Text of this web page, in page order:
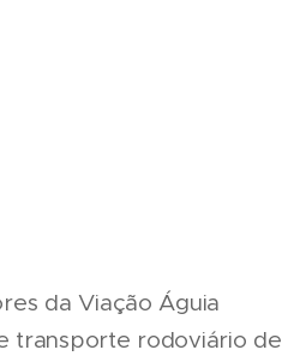
da Viação Águia
transporte rodoviário de